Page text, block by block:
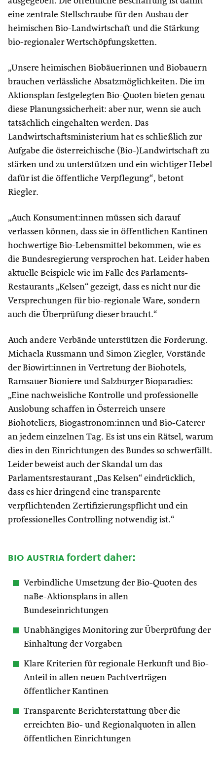
eine zentrale Stellschraube für den Ausbau der
heimischen Bio-Landwirtschaft und die Stärkung
bio-regionaler Wertschöpfungsketten.
„Unsere heimischen Biobäuerinnen und Biobauern
brauchen verlässliche Absatzmöglichkeiten. Die im
Aktionsplan festgelegten Bio-Quoten bieten genau
diese Planungssicherheit: aber nur, wenn sie auch
tatsächlich eingehalten werden. Das
Landwirtschaftsministerium hat es schließlich zur
Aufgabe die österreichische (Bio-)Landwirtschaft zu
stärken und zu unterstützen und ein wichtiger Hebel
dafür ist die öffentliche Verpflegung“, betont
Riegler.
„Auch Konsument:innen müssen sich darauf
verlassen können, dass sie in öffentlichen Kantinen
hochwertige Bio-Lebensmittel bekommen, wie es
die Bundesregierung versprochen hat. Leider haben
aktuelle Beispiele wie im Falle des Parlaments-
Restaurants „Kelsen“ gezeigt, dass es nicht nur die
Versprechungen für bio-regionale Ware, sondern
auch die Überprüfung dieser braucht.“
Auch andere Verbände unterstützen die Forderung.
Michaela Russmann und Simon Ziegler, Vorstände
der Biowirt:innen in Vertretung der Biohotels,
Ramsauer Bioniere und Salzburger Bioparadies:
„Eine nachweisliche Kontrolle und professionelle
Auslobung schaffen in Österreich unsere
Biohoteliers, Biogastronom:innen und Bio-Caterer
an jedem einzelnen Tag. Es ist uns ein Rätsel, warum
dies in den Einrichtungen des Bundes so schwerfällt.
Leider beweist auch der Skandal um das
Parlamentsrestaurant „Das Kelsen“ eindrücklich,
dass es hier dringend eine transparente
verpflichtenden Zertifizierungspflicht und ein
professionelles Controlling notwendig ist.“
bio austriafordert daher:
Verbindliche Umsetzung der Bio-Quoten des
naBe-Aktionsplans in allen
Bundeseinrichtungen
Unabhängiges Monitoring zur Überprüfung der
Einhaltung der Vorgaben
Klare Kriterien für regionale Herkunft und Bio-
Anteil in allen neuen Pachtverträgen
öffentlicher Kantinen
Transparente Berichterstattung über die
erreichten Bio- und Regionalquoten in allen
öffentlichen Einrichtungen